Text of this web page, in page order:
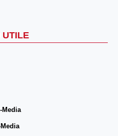
UTILE
Media